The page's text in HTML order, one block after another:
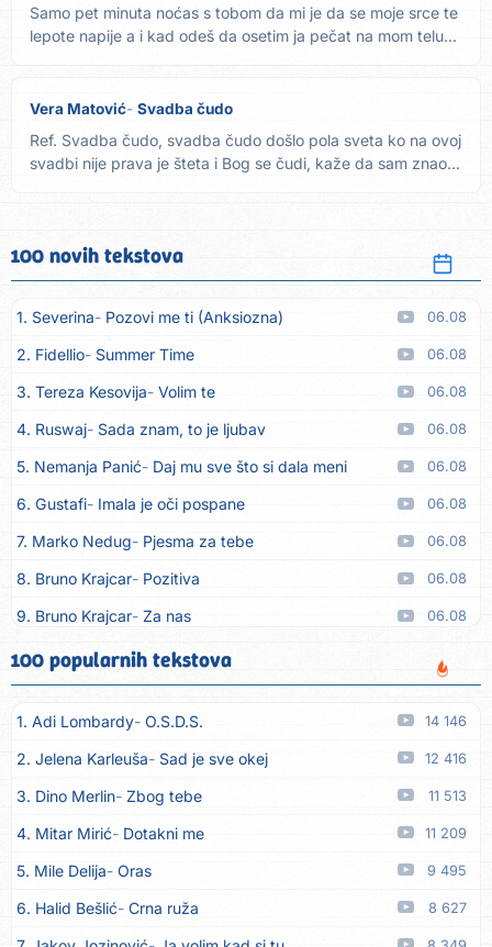
Samo pet minuta noćas s tobom da mi je da se moje srce te
lepote napije a i kad odeš da osetim ja pečat na mom telu...
Vera Matović Svadba čudo
Ref. Svadba čudo, svadba čudo došlo pola sveta ko na ovoj
svadbi nije prava je šteta i Bog se čudi, kaže da sam znao...
100 novih tekstova
1. Severina Pozovi me ti (Anksiozna) 06.08
2. Fidellio Summer Time 06.08
3. Tereza Kesovija Volim te 06.08
4. Ruswaj Sada znam, to je ljubav 06.08
5. Nemanja Panić Daj mu sve što si dala meni 06.08
6. Gustafi Imala je oči pospane 06.08
7. Marko Nedug Pjesma za tebe 06.08
8. Bruno Krajcar Pozitiva 06.08
9. Bruno Krajcar Za nas 06.08
10. Tereza Kesovija Da li ću moći
11. Lidija Bačić Neka se vino toči (Nazdravlje) 06.08
12. Karin Kuljanić Nisi zavridel 06.08
13. Tamara Brusić Nigdi ni lipo ko doma 06.08
14. Tamara Brusić Biž´mo ća 06.08
15. Rusko Richie Bila si, bila 06.08
16. Rusko Richie Ti i ja 06.08
17. Azra Husarkić Ako treba 06.08
100 popularnih tekstova
1. Adi Lombardy O.S.D.S. 14 146
2. Jelena Karleuša Sad je sve okej 12 416
3. Dino Merlin Zbog tebe 11 513
4. Mitar Mirić Dotakni me 11 209
5. Mile Delija Oras 9 495
6. Halid Bešlić Crna ruža 8 627